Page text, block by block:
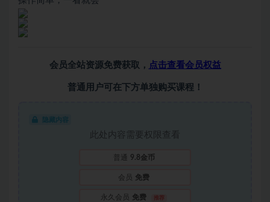
会员全站资源免费获取， 点击查看会员权益
普通用户可在下方单独购买课程！
隐藏内容
此处内容需要权限查看
普通 9.8金币
会员 免费
永久会员 免费 推荐